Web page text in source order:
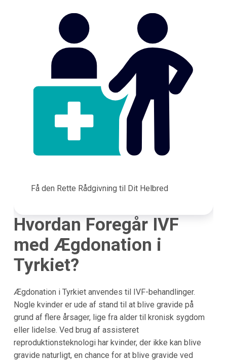
Få den Rette Rådgivning til Dit Helbred
Hvordan Foregår IVF
med Ægdonation i
Tyrkiet?
Ægdonation i Tyrkiet anvendes til IVF-behandlinger.
Nogle kvinder er ude af stand til at blive gravide på
grund af flere årsager, lige fra alder til kronisk sygdom
eller lidelse. Ved brug af assisteret
reproduktionsteknologi har kvinder, der ikke kan blive
gravide naturligt, en chance for at blive gravide ved